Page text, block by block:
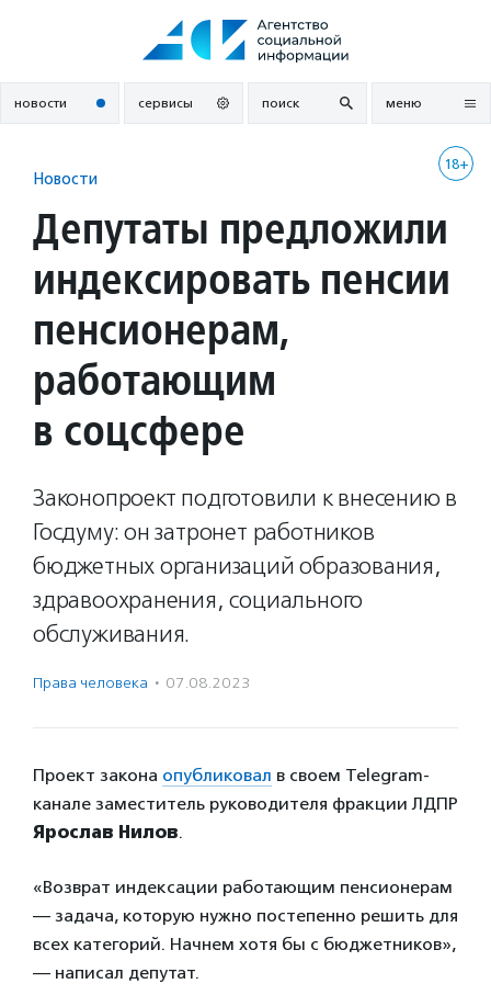
новости сервисы поиск меню
18+
Новости
Депутаты предложили
индексировать пенсии
пенсионерам,
работающим
в соцсфере
Законопроект подготовили к внесению в
Госдуму: он затронет работников
бюджетных организаций образования,
здравоохранения, социального
обслуживания.
Права человека · 07.08.2023
Проект закона опубликовал в своем Telegram-
канале заместитель руководителя фракции ЛДПР
Ярослав Нилов.
«Возврат индексации работающим пенсионерам
— задача, которую нужно постепенно решить для
всех категорий. Начнем хотя бы с бюджетников»,
— написал депутат.